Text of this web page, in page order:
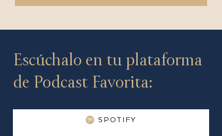
Escúchalo en tu plataforma
de Podcast Favorita:
SPOTIFY